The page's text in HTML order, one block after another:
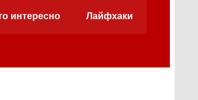
интересно Лайфхаки